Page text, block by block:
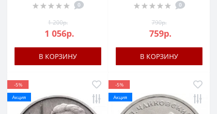
0
1 200р.
1 056р.
В КОРЗИНУ
0
790р.
759р.
В КОРЗИНУ
-5%
Акция
-5%
Акция